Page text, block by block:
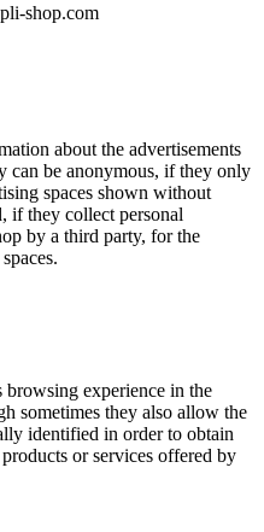
shop.com
about the advertisements
can be anonymous, if they only
spaces shown without
if they collect personal
by a third party, for the
experience in the
sometimes they also allow the
identified in order to obtain
or services offered by